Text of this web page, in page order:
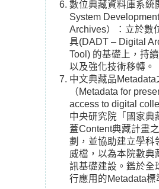
數位典藏資料庫系統
System
Archives）：立於數
具(DADT – Digital
Tool) 的基礎上，持
以及強化技術移轉。
中文典藏品Metadata
（Metadata for
access to digital
中央研究院「國家典
蓋Content典藏計畫
劃，並協助建立學科
威檔，以為本院數典
訊基礎建設。鑑於全
行應用的Metadata標